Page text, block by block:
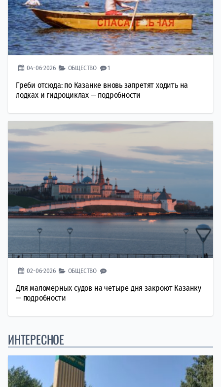
04-06-2026 ОБЩЕСТВО 1
Греби отсюда: по Казанке вновь запретят ходить на
лодках и гидроциклах — подробности
02-06-2026 ОБЩЕСТВО
Для маломерных судов на четыре дня закроют Казанку
— подробности
ИНТЕРЕСНОЕ